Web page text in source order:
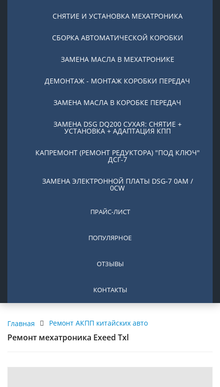
СНЯТИЕ И УСТАНОВКА МЕХАТРОНИКА
СБОРКА АВТОМАТИЧЕСКОЙ КОРОБКИ
ЗАМЕНА МАСЛА В МЕХАТРОНИКЕ
ДЕМОНТАЖ - МОНТАЖ КОРОБКИ ПЕРЕДАЧ
ЗАМЕНА МАСЛА В КОРОБКЕ ПЕРЕДАЧ
ЗАМЕНА DSG DQ200 СУХАЯ: СНЯТИЕ +
УСТАНОВКА + АДАПТАЦИЯ КПП
КАПРЕМОНТ (РЕМОНТ РЕДУКТОРА) "ПОД КЛЮЧ"
ДСГ-7
ЗАМЕНА ЭЛЕКТРОННОЙ ПЛАТЫ DSG-7 0AM /
0CW
ПРАЙС-ЛИСТ
ПОПУЛЯРНОЕ
ОТЗЫВЫ
КОНТАКТЫ
Главная Ремонт АКПП китайских авто
Ремонт мехатроника Exeed Txl